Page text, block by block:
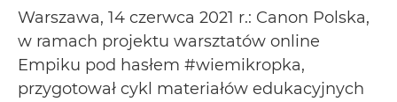
Warszawa, 14 czerwca 2021 r.: Canon Polska,
w ramach projektu warsztatów online
Empiku pod hasłem #wiemikropka,
przygotował cykl materiałów edukacyjnych